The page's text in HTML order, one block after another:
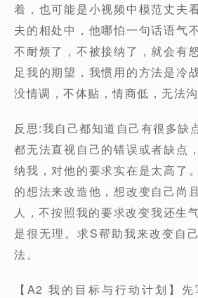
着，也可能是小视频中模范丈夫
夫的相处中，他哪怕一句话语气
不耐烦了，不被接纳了，就会有
足我的期望，我惯用的方法是冷
没情调，不体贴，情商低，无法沟
反思:我自己都知道自己有很多缺
都无法直视自己的错误或者缺点
纳我，对他的要求实在是太高了
的想法来改造他，想改变自己尚
人，不按照我的要求改变我还生
是很无理。求S帮助我来改变自
法。
【A2 我的目标与行动计划】